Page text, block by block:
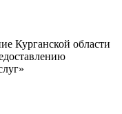
Курганской области